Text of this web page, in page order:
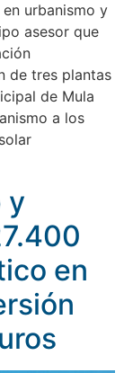
urbanismo y
asesor que
de tres plantas
de Mula
a los
y
en